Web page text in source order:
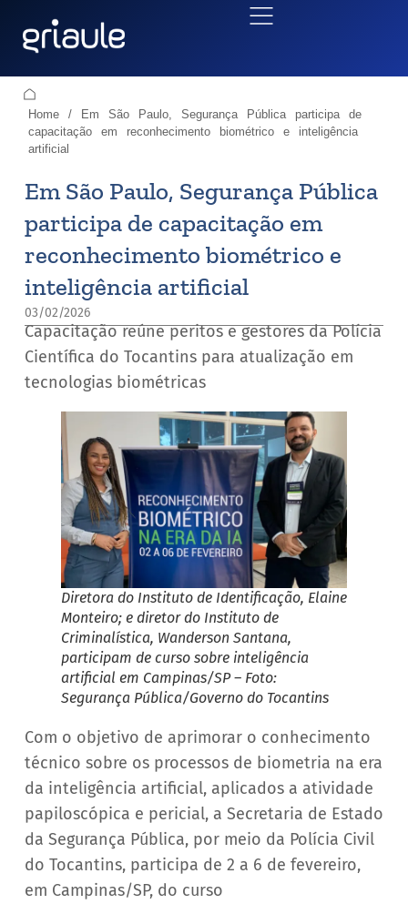
Home /
Em São Paulo, Segurança Pública participa de
capacitação em reconhecimento biométrico e inteligência
artificial
Em São Paulo, Segurança Pública
participa de capacitação em
reconhecimento biométrico e
inteligência artificial
03/02/2026
Capacitação reúne peritos e gestores da Polícia
Científica do Tocantins para atualização em
tecnologias biométricas
Diretora do Instituto de Identificação, Elaine
Monteiro; e diretor do Instituto de
Criminalística, Wanderson Santana,
participam de curso sobre inteligência
artificial em Campinas/SP – Foto:
Segurança Pública/Governo do Tocantins
Com o objetivo de aprimorar o conhecimento
técnico sobre os processos de biometria na era
da inteligência artificial, aplicados a atividade
papiloscópica e pericial, a Secretaria de Estado
da Segurança Pública, por meio da Polícia Civil
do Tocantins, participa de 2 a 6 de fevereiro,
em Campinas/SP, do curso